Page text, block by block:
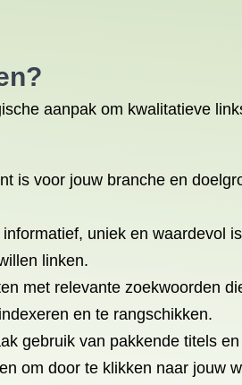
aanpak om kwalitatieve
is voor jouw branche en
uniek en waardevol
linken.
met relevante zoekwoorden
en te rangschikken.
gebruik van pakkende titels
om door te klikken naar jouw